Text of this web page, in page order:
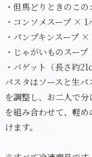
・但馬どりときのこ
・コンソメスープ × 1
・パンプキンスープ ×
・じゃがいものスー
・バゲット（長さ約
パスタはソースと生
を調整し、お二人で
を組み合わせて、軽
けます。